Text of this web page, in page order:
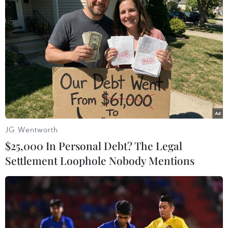
#cướp giật tài sản
#cố ý gây thương tích
#đầu thú
An Giang
Theo dõi VietnamPlus
TIN LIÊN QUAN
JG Wentworth
$25,000 In Personal Debt? The Legal
Settlement Loophole Nobody Mentions